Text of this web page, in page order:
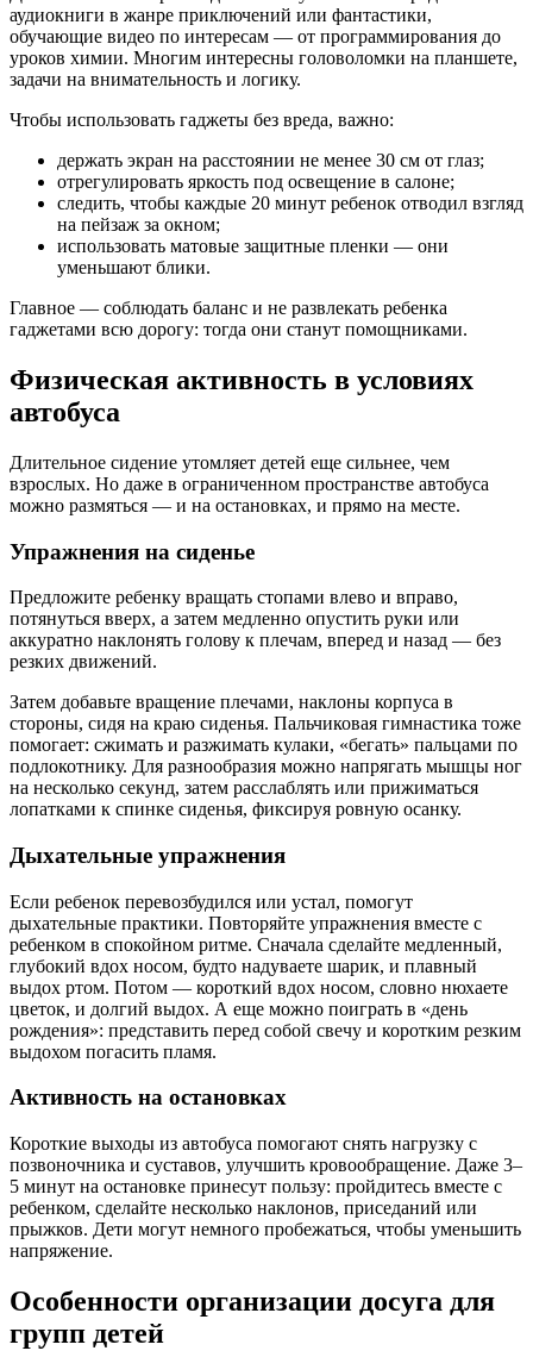
аудиокниги в жанре приключений или фантастики,
обучающие видео по интересам — от программирования до
уроков химии. Многим интересны головоломки на планшете,
задачи на внимательность и логику.
Чтобы использовать гаджеты без вреда, важно:
держать экран на расстоянии не менее 30 см от глаз;
отрегулировать яркость под освещение в салоне;
следить, чтобы каждые 20 минут ребенок отводил взгляд
на пейзаж за окном;
использовать матовые защитные пленки — они
уменьшают блики.
Главное — соблюдать баланс и не развлекать ребенка
гаджетами всю дорогу: тогда они станут помощниками.
Физическая активность в условиях
автобуса
Длительное сидение утомляет детей еще сильнее, чем
взрослых. Но даже в ограниченном пространстве автобуса
можно размяться — и на остановках, и прямо на месте.
Упражнения на сиденье
Предложите ребенку вращать стопами влево и вправо,
потянуться вверх, а затем медленно опустить руки или
аккуратно наклонять голову к плечам, вперед и назад — без
резких движений.
Затем добавьте вращение плечами, наклоны корпуса в
стороны, сидя на краю сиденья. Пальчиковая гимнастика тоже
помогает: сжимать и разжимать кулаки, «бегать» пальцами по
подлокотнику. Для разнообразия можно напрягать мышцы ног
на несколько секунд, затем расслаблять или прижиматься
лопатками к спинке сиденья, фиксируя ровную осанку.
Дыхательные упражнения
Если ребенок перевозбудился или устал, помогут
дыхательные практики. Повторяйте упражнения вместе с
ребенком в спокойном ритме. Сначала сделайте медленный,
глубокий вдох носом, будто надуваете шарик, и плавный
выдох ртом. Потом — короткий вдох носом, словно нюхаете
цветок, и долгий выдох. А еще можно поиграть в «день
рождения»: представить перед собой свечу и коротким резким
выдохом погасить пламя.
Активность на остановках
Короткие выходы из автобуса помогают снять нагрузку с
позвоночника и суставов, улучшить кровообращение. Даже 3–
5 минут на остановке принесут пользу: пройдитесь вместе с
ребенком, сделайте несколько наклонов, приседаний или
прыжков. Дети могут немного пробежаться, чтобы уменьшить
напряжение.
Особенности организации досуга для
групп детей